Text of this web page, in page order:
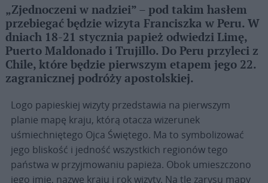
„Zjednoczeni w nadziei” – pod takim hasłem
przebiegać będzie wizyta Franciszka w Peru. W
dniach 18-21 stycznia papież odwiedzi Limę,
Puerto Maldonado i Trujillo. Do Peru przyleci z
Chile, które będzie pierwszym etapem jego 22.
zagranicznej podróży apostolskiej.
Logo papieskiej wizyty przedstawia na pierwszym
planie mapę kraju, którą otacza wizerunek
uśmiechniętego Ojca Świętego. Ma to symbolizować
jego bliskość i jedność wszystkich regionów tego
państwa w przyjmowaniu papieża. Obok umieszczono
jego imię, nazwę kraju i rok wizyty. Na tle zarysu mapy